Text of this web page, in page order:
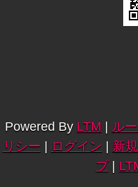
Powered By LTM | ル
リシー | ログイン | 新
ブ|